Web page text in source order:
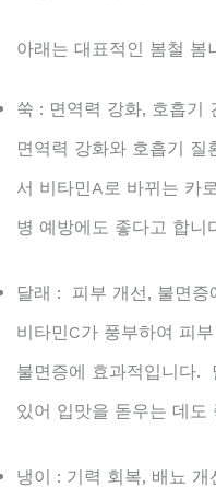
아래는 대표적인 봄철 봄
쑥 : 면역력 강화, 호흡기
면역력 강화와 호흡기 질
서 비타민A로 바뀌는 카
병 예방에도 좋다고 합니
달래 : 피부 개선, 불면증
비타민C가 풍부하여 피
불면증에 효과적입니다.
있어 입맛을 돋우는 데도
냉이 : 기력 회복, 배뇨 개